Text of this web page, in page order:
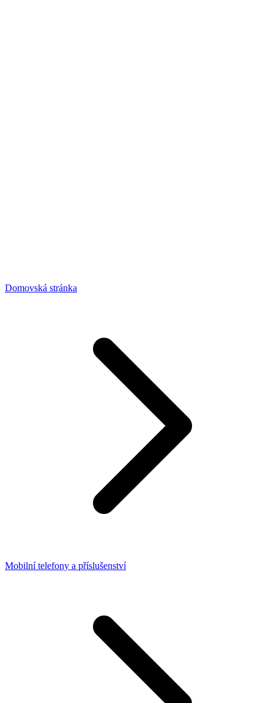
Domovská stránka
Mobilní telefony a příslušenství